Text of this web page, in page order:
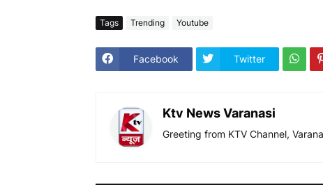
Tags Trending Youtube
Facebook Twitter
Ktv News Varanasi
Greeting from KTV Channel,